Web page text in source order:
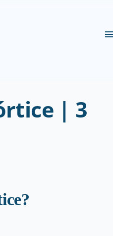
| 3